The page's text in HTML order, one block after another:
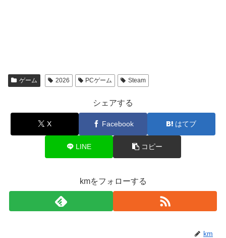
ゲーム 2026 PCゲーム Steam
シェアする
X Facebook はてブ
LINE コピー
kmをフォローする
km